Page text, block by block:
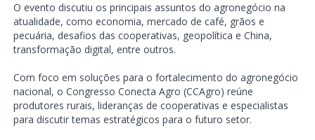
O evento discutiu os principais assuntos do agronegócio na
atualidade, como economia, mercado de café, grãos e
pecuária, desafios das cooperativas, geopolítica e China,
transformação digital, entre outros.
Com foco em soluções para o fortalecimento do agronegócio
nacional, o Congresso Conecta Agro (CCAgro) reúne
produtores rurais, lideranças de cooperativas e especialistas
para discutir temas estratégicos para o futuro setor.